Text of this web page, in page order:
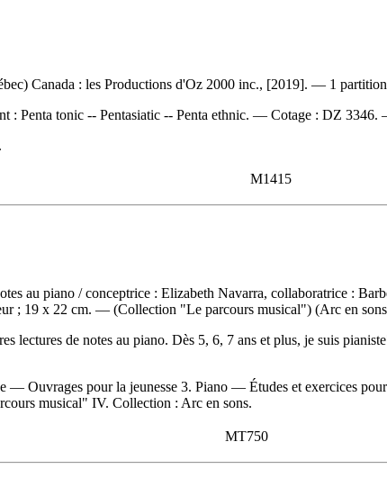
Canada : les Productions d'Oz 2000 inc., [2019]. — 1 partition
: Penta tonic -- Pentasiatic -- Penta ethnic. — Cotage : DZ 3346.
M1415
au piano / conceptrice : Elizabeth Navarra, collaboratrice :
; 19 x 22 cm. — (Collection "Le parcours musical") (Arc en
lectures de notes au piano. Dès 5, 6, 7 ans et plus, je suis
pour la jeunesse 3. Piano — Études et exercices pour
musical" IV. Collection : Arc en sons.
MT750